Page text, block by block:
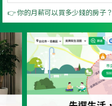
👉 你的月薪可以買多少錢的房子？